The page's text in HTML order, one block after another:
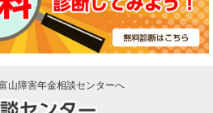
山障害年金相談センターへ